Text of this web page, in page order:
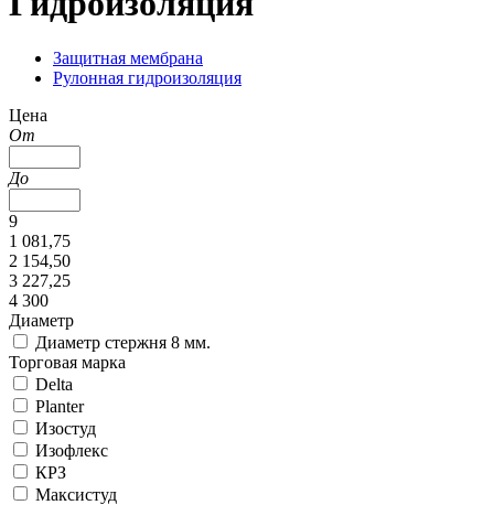
Защитная мембрана
Рулонная гидроизоляция
Цена
От
До
9
1 081,75
2 154,50
3 227,25
4 300
Диаметр
Диаметр стержня 8 мм.
Торговая марка
Delta
Planter
Изостуд
Изофлекс
КРЗ
Максистуд